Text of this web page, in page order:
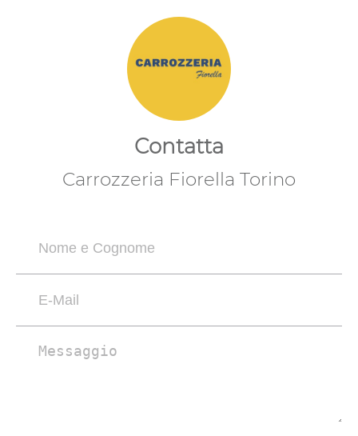
Contatta
Carrozzeria Fiorella Torino